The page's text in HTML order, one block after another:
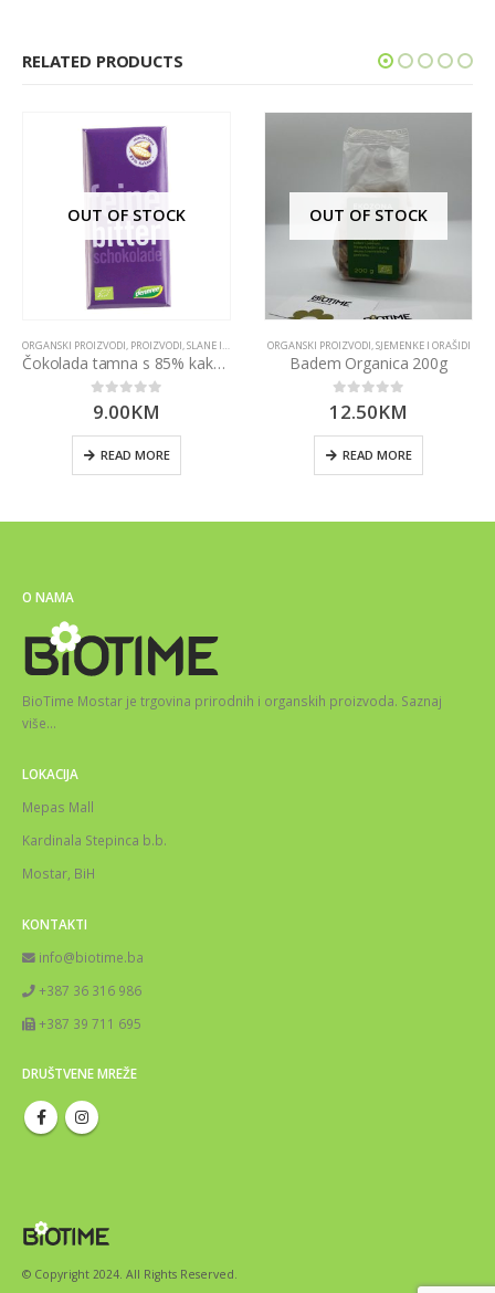
RELATED PRODUCTS
OUT OF STOCK
ORGANSKI PROIZVODI, PROIZVODI,SLANE I SLATKE GRICKALICE
Čokolada tamna s 85% kakaa – Organska 100g Dennree
0out of 5
9.00KM
READ MORE
OUT OF STOCK
ORGANSKI PROIZVODI,SJEMENKE I ORAŠIDI
Badem Organica 200g
0 out of 5
12.50KM
READ MORE
O NAMA
BioTime Mostar je trgovina prirodnih i organskih proizvoda. Saznaj
više…
LOKACIJA
Mepas Mall
Kardinala Stepinca b.b.
Mostar, BiH
KONTAKTI
info@biotime.ba
+387 36 316 986
+387 39 711 695
DRUŠTVENE MREŽE
© Copyright 2024. All Rights Reserved.